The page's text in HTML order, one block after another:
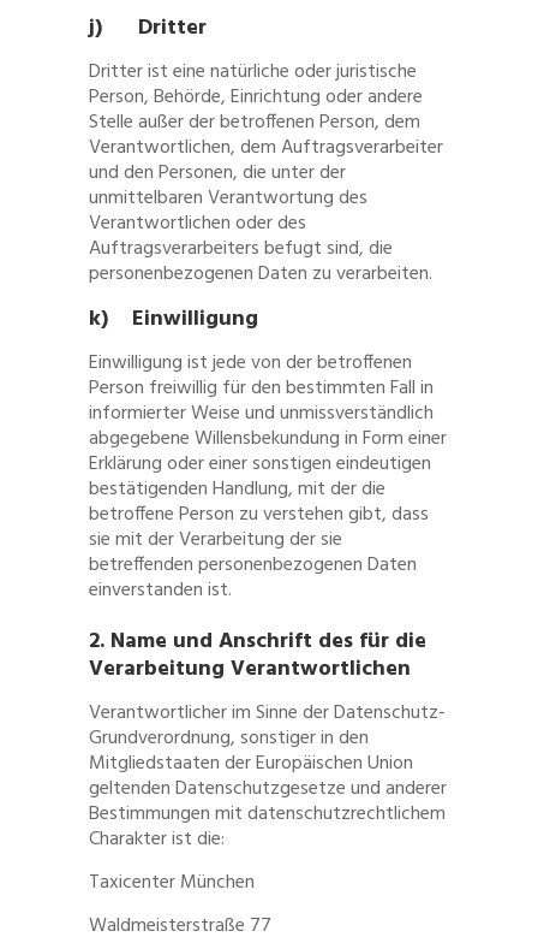
j) Dritter
Dritter ist eine natürliche oder juristische
Person, Behörde, Einrichtung oder andere
Stelle außer der betroffenen Person, dem
Verantwortlichen, dem Auftragsverarbeiter
und den Personen, die unter der
unmittelbaren Verantwortung des
Verantwortlichen oder des
Auftragsverarbeiters befugt sind, die
personenbezogenen Daten zu verarbeiten.
k) Einwilligung
Einwilligung ist jede von der betroffenen
Person freiwillig für den bestimmten Fall in
informierter Weise und unmissverständlich
abgegebene Willensbekundung in Form einer
Erklärung oder einer sonstigen eindeutigen
bestätigenden Handlung, mit der die
betroffene Person zu verstehen gibt, dass
sie mit der Verarbeitung der sie
betreffenden personenbezogenen Daten
einverstanden ist.
2. Name und Anschrift des für die
Verarbeitung Verantwortlichen
Verantwortlicher im Sinne der Datenschutz-
Grundverordnung, sonstiger in den
Mitgliedstaaten der Europäischen Union
geltenden Datenschutzgesetze und anderer
Bestimmungen mit datenschutzrechtlichem
Charakter ist die:
Taxicenter München
Waldmeisterstraße 77